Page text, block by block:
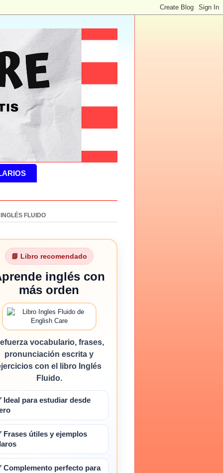
FLUIDO
📘 Libro recomendado
inglés con
más orden
vocabulario, frases,
pronunciación escrita y
con el libro Inglés
Fluido.
Ideal para estudiar desde
Frases útiles y ejemplos
Complemento perfecto para